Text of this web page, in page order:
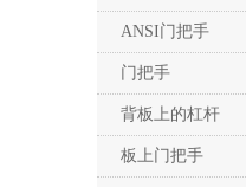
ANSI门把手
门把手
背板上的杠杆
板上门把手